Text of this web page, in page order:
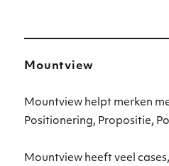
Mountview
Mountview helpt merken
Positionering, Propositie,
Mountview heeft veel